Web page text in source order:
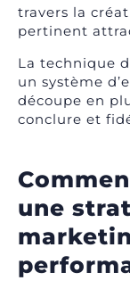
travers la
pertinent
La technique
un système
découpe en
conclure et
une